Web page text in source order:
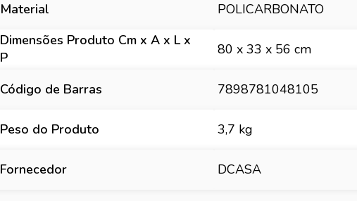
Material
POLICARBONATO
Dimensões Produto Cm x A x L x
P
80 x 33 x 56 cm
Código de Barras 7898781048105
Peso do Produto 3,7 kg
Fornecedor DCASA